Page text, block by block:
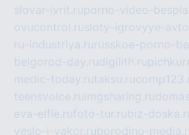
slovar-ivrit.ruporno-video-
ovucontrol.rusloty-igrovyye-
ru-industriya.ru russkoe-porno-
belgorod-day.rudigilith.ru
medic-today.rutaksu.ru
teensvoice.ru imgsharing.ru
eva-elfie.rufoto-tur.rubiz-
veslo-i-yakor.ruborodino-